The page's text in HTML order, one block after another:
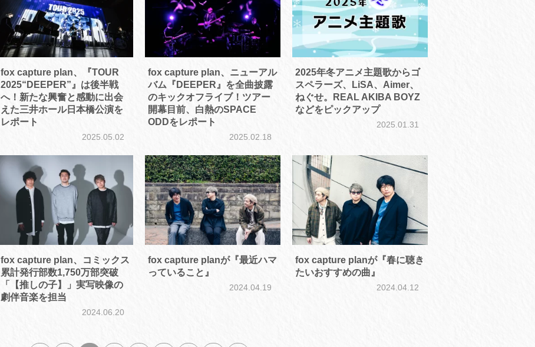
fox capture plan、『TOUR
2025“DEEPER”』は後半戦
へ！新たな興奮と感動に出会
えた三井ホール日本橋公演を
レポート
2025.05.02
fox capture plan、ニューアル
バム『DEEPER』を全曲披露
のキックオフライブ！ツアー
開幕目前、白熱のSPACE
ODDをレポート
2025.02.18
2025年冬アニメ主題歌からゴ
スペラーズ、LiSA、Aimer、
ねぐせ。REAL AKIBA BOYZ
などをピックアップ
2025.01.31
fox capture plan、コミックス
累計発行部数1,750万部突破
「【推しの子】」実写映像の
劇伴音楽を担当
2024.06.20
fox capture planが『最近ハマ
っていること』
2024.04.19
fox capture planが『春に聴き
たいおすすめの曲』
2024.04.12